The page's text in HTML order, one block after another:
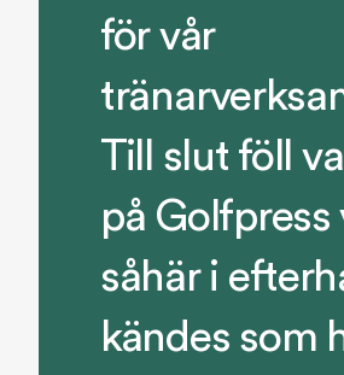
för vår
Till slut föll
på Golfpress
såhär i
kändes som